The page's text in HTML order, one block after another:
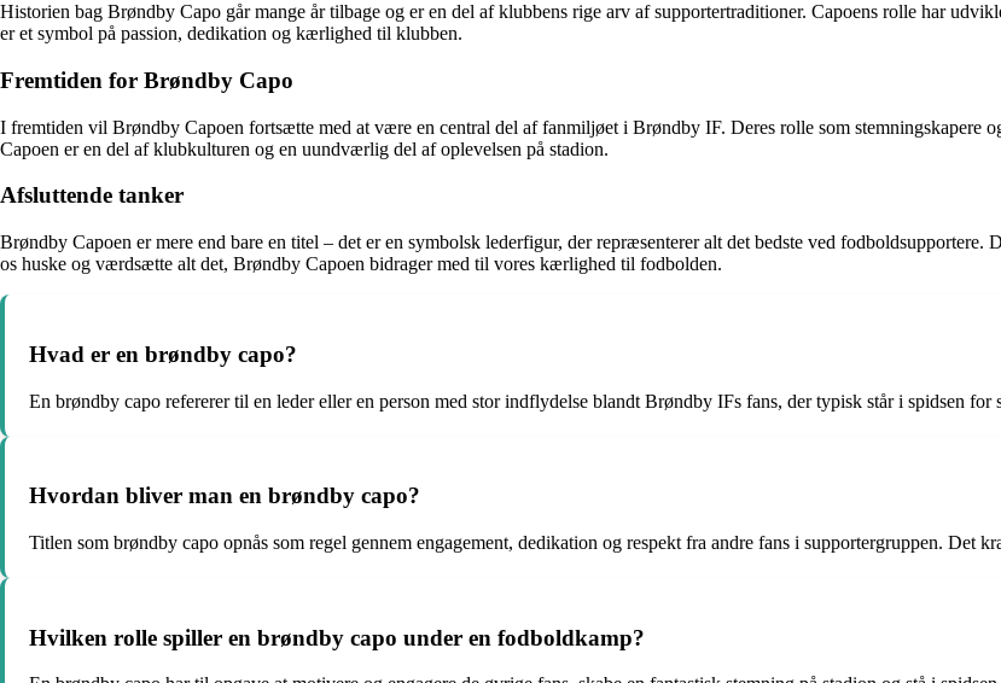
Historien bag Brøndby Capo går mange år tilbage og er en del af klubbens rige arv af supportertraditioner. Capoens rolle har
er et symbol på passion, dedikation og kærlighed til klubben.
Fremtiden for Brøndby Capo
I fremtiden vil Brøndby Capoen fortsætte med at være en central del af fanmiljøet i Brøndby IF. Deres rolle som
Capoen er en del af klubkulturen og en uundværlig del af oplevelsen på stadion.
Afsluttende tanker
Brøndby Capoen er mere end bare en titel – det er en symbolsk lederfigur, der repræsenterer alt det bedste ved
os huske og værdsætte alt det, Brøndby Capoen bidrager med til vores kærlighed til fodbolden.
Hvad er en brøndby capo?
En brøndby capo refererer til en leder eller en person med stor indflydelse blandt Brøndby IFs fans, der typisk står i spidsen
Hvordan bliver man en brøndby capo?
Titlen som brøndby capo opnås som regel gennem engagement, dedikation og respekt fra andre fans i supportergruppen. Det
Hvilken rolle spiller en brøndby capo under en fodboldkamp?